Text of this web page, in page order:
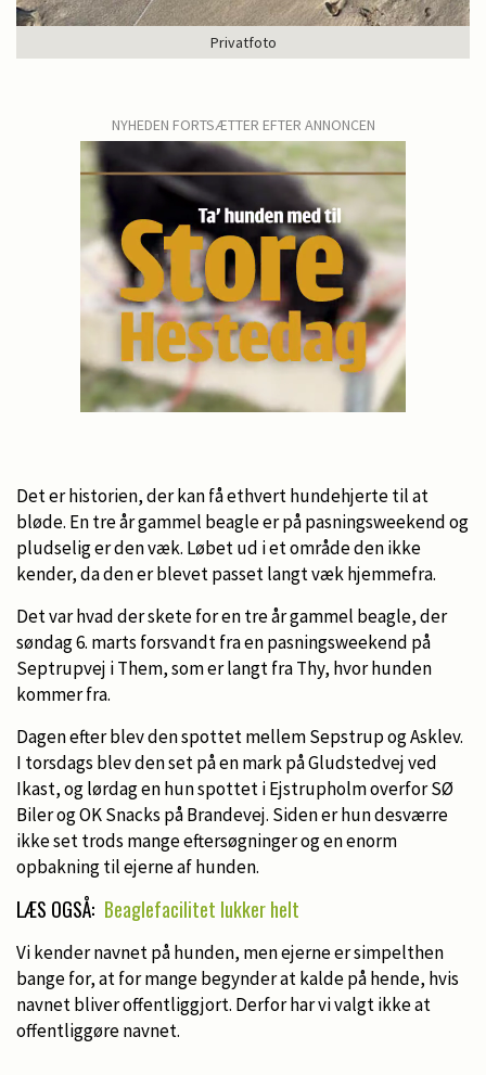
Privatfoto
NYHEDEN FORTSÆTTER EFTER ANNONCEN
Det er historien, der kan få ethvert hundehjerte til at
bløde. En tre år gammel beagle er på pasningsweekend og
pludselig er den væk. Løbet ud i et område den ikke
kender, da den er blevet passet langt væk hjemmefra.
Det var hvad der skete for en tre år gammel beagle, der
søndag 6. marts forsvandt fra en pasningsweekend på
Septrupvej i Them, som er langt fra Thy, hvor hunden
kommer fra.
Dagen efter blev den spottet mellem Sepstrup og Asklev.
I torsdags blev den set på en mark på Gludstedvej ved
Ikast, og lørdag en hun spottet i Ejstrupholm overfor SØ
Biler og OK Snacks på Brandevej. Siden er hun desværre
ikke set trods mange eftersøgninger og en enorm
opbakning til ejerne af hunden.
LÆS OGSÅ: Beaglefacilitet lukker helt
Vi kender navnet på hunden, men ejerne er simpelthen
bange for, at for mange begynder at kalde på hende, hvis
navnet bliver offentliggjort. Derfor har vi valgt ikke at
offentliggøre navnet.